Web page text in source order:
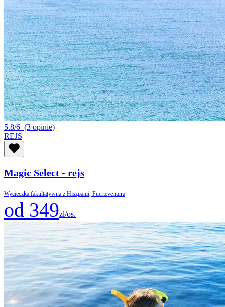
5.8/6 (3 opinie)
REJS
Magic Select - rejs
Wycieczka fakultatywna z Hiszpanii, Fuerteventura
od 349zł/os.